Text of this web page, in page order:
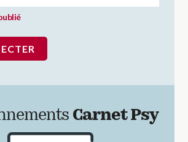
Carnet Psy